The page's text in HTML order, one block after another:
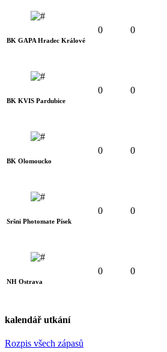
BK GAPA Hradec Králové
0 0
BK KVIS Pardubice
0 0
BK Olomoucko
0 0
Sršni Photomate Písek
0 0
NH Ostrava
0 0
kalendář utkání
Rozpis všech zápasů